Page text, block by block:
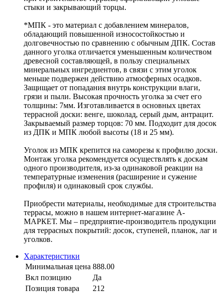
стыки и закрывающий торцы.
*МПК - это материал с добавлением минералов,
обладающий повышенной износостойкостью и
долговечностью по сравнению с обычным ДПК. Состав
данного уголка отличается уменьшенным количеством
древесной составляющей, в пользу специальных
минеральных ингредиентов, в связи с этим уголок
меньше подвержен действию атмосферных осадков.
Защищает от попадания внутрь конструкции влаги,
грязи и пыли. Высокая прочность уголка за счет его
толщины: 7мм. Изготавливается в основных цветах
террасной доски: венге, шоколад, серый дым, антрацит.
Закрываемый размер торцов: 70 мм. Подходит для досок
из ДПК и МПК любой высоты (18 и 25 мм).
Уголок из МПК крепится на саморезы к профилю доски.
Монтаж уголка рекомендуется осуществлять к доскам
одного производителя, из-за одинаковой реакции на
температурные изменения (расширение и сужение
профиля) и одинаковый срок службы.
Приобрести материалы, необходимые для строительства
террасы, можно в нашем интернет-магазине А-
МАРКЕТ. Мы – предприятие-производитель продукции
для террасных покрытий: досок, ступеней, планок, лаг и
уголков.
Характеристики
Минимальная цена 888.00
Вкл позицию
Да
Позиция товара
212